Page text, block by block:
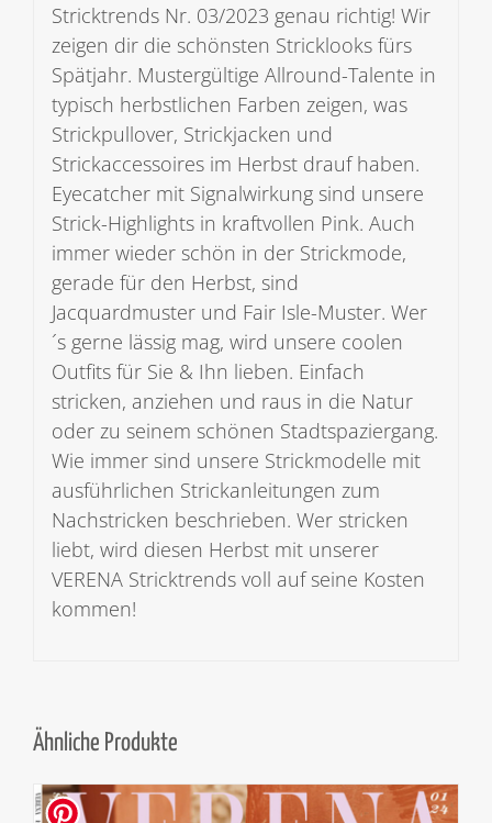
Stricktrends Nr. 03/2023 genau richtig! Wir
zeigen dir die schönsten Stricklooks fürs
Spätjahr. Mustergültige Allround-Talente in
typisch herbstlichen Farben zeigen, was
Strickpullover, Strickjacken und
Strickaccessoires im Herbst drauf haben.
Eyecatcher mit Signalwirkung sind unsere
Strick-Highlights in kraftvollen Pink. Auch
immer wieder schön in der Strickmode,
gerade für den Herbst, sind
Jacquardmuster und Fair Isle-Muster. Wer
´s gerne lässig mag, wird unsere coolen
Outfits für Sie & Ihn lieben. Einfach
stricken, anziehen und raus in die Natur
oder zu seinem schönen Stadtspaziergang.
Wie immer sind unsere Strickmodelle mit
ausführlichen Strickanleitungen zum
Nachstricken beschrieben. Wer stricken
liebt, wird diesen Herbst mit unserer
VERENA Stricktrends voll auf seine Kosten
kommen!
Ähnliche Produkte